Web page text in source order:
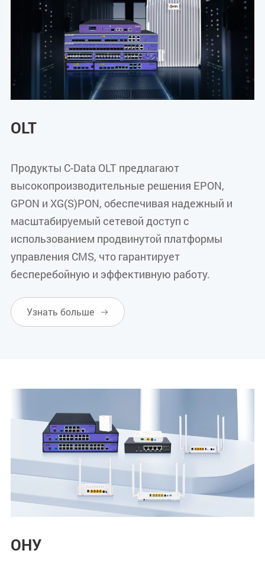
OLT
Продукты C-Data OLT предлагают
высокопроизводительные решения EPON,
GPON и XG(S)PON, обеспечивая надежный и
масштабируемый сетевой доступ с
использованием продвинутой платформы
управления CMS, что гарантирует
бесперебойную и эффективную работу.
Узнать больше 
ОНУ